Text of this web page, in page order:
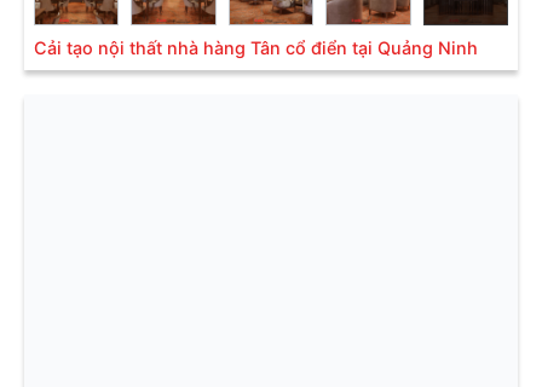
Cải tạo nội thất nhà hàng Tân cổ điển tại Quảng Ninh